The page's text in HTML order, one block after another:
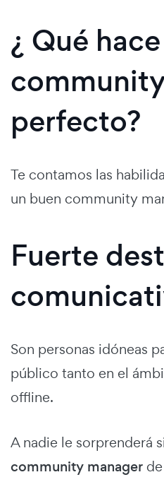
¿ Qué
perfecto?
Te contamos las
un buen community
Fuerte
Son personas idóneas
público tanto en el
offline.
A nadie le sorprenderá
community manager